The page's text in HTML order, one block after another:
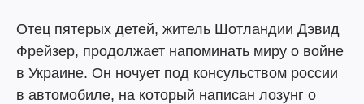
Отец пятерых детей, житель Шотландии Дэвид
Фрейзер, продолжает напоминать миру о войне
в Украине. Он ночует под консульством россии
в автомобиле, на который написан лозунг о